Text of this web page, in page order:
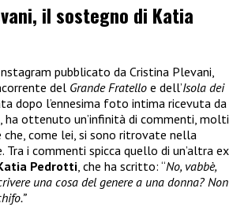
il sostegno di Katia
pubblicato da Cristina Plevani,
del Grande Fratello e dell’Isola dei
dopo l’ennesima foto intima ricevuta da
ha ottenuto un’infinità di commenti, molti
che, come lei, si sono ritrovate nella
Tra i commenti spicca quello di un’altra ex
Pedrotti, che ha scritto: “No, vabbè,
una cosa del genere a una donna? Non